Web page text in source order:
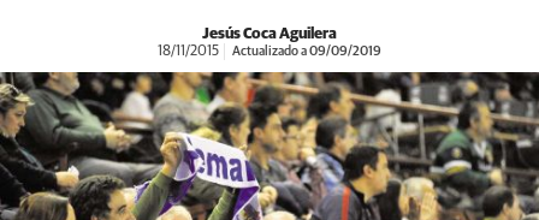
Jesús Coca Aguilera
18/11/2015 Actualizado a 09/09/2019